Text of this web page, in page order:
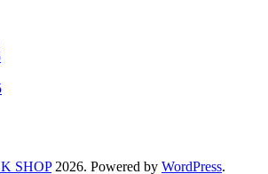
SHOP2026. Powered by WordPress.